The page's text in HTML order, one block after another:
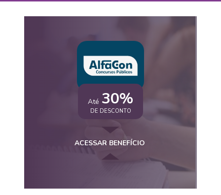
Até 30%
DE DESCONTO
ACESSAR BENEFÍCIO